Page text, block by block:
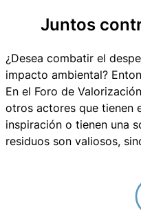
Juntos
¿Desea combatir el
impacto ambiental?
En el Foro de
otros actores que tienen
inspiración o tienen una
residuos son valiosos,